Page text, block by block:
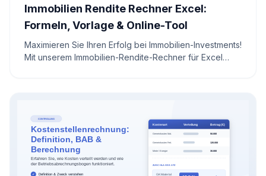
Immobilien Rendite Rechner Excel:
Formeln, Vorlage & Online-Tool
Maximieren Sie Ihren Erfolg bei Immobilien-Investments!
Mit unserem Immobilien-Rendite-Rechner für Excel